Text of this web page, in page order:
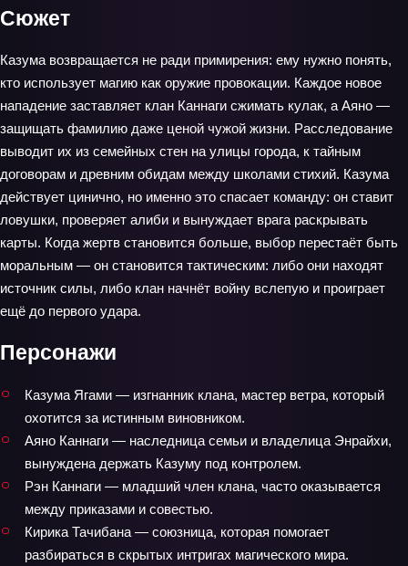
Сюжет
Казума возвращается не ради примирения: ему нужно понять,
кто использует магию как оружие провокации. Каждое новое
нападение заставляет клан Каннаги сжимать кулак, а Аяно —
защищать фамилию даже ценой чужой жизни. Расследование
выводит их из семейных стен на улицы города, к тайным
договорам и древним обидам между школами стихий. Казума
действует цинично, но именно это спасает команду: он ставит
ловушки, проверяет алиби и вынуждает врага раскрывать
карты. Когда жертв становится больше, выбор перестаёт быть
моральным — он становится тактическим: либо они находят
источник силы, либо клан начнёт войну вслепую и проиграет
ещё до первого удара.
Персонажи
Казума Ягами — изгнанник клана, мастер ветра, который
охотится за истинным виновником.
Аяно Каннаги — наследница семьи и владелица Энрайхи,
вынуждена держать Казуму под контролем.
Рэн Каннаги — младший член клана, часто оказывается
между приказами и совестью.
Кирика Тачибана — союзница, которая помогает
разбираться в скрытых интригах магического мира.